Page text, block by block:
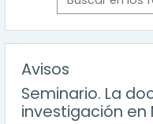
Avisos
Seminario. La
investigación